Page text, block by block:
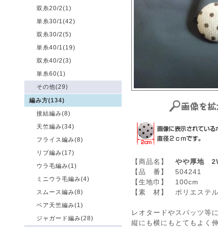
双糸20/2(1)
単糸30/1(42)
双糸30/2(5)
単糸40/1(19)
双糸40/2(3)
単糸60(1)
その他(29)
編み方(134)
接結編み(8)
天竺編み(34)
フライス編み(8)
リブ編み(17)
ウラ毛編み(1)
ミニウラ毛編み(4)
スムース編み(8)
ベア天竺編み(1)
ジャガード編み(28)
【商品名】 やや厚地
【品 番】 504241
【生地巾】 100cm
【素 材】 ポリエステ
レオタードやスパッツ等
縦にも横にもとてもよく